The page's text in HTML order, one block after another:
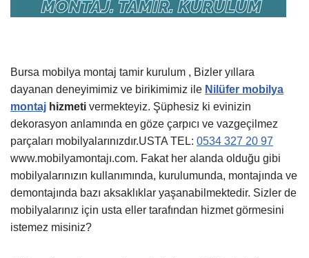
Bursa mobilya montaj tamir kurulum , Bizler yıllara
dayanan deneyimimiz ve birikimimiz ile Nilüfer mobilya
montaj hizmeti vermekteyiz. Şüphesiz ki evinizin
dekorasyon anlamında en göze çarpıcı ve vazgeçilmez
parçaları mobilyalarınızdır.USTA TEL: 0534 327 20 97
www.mobilyamontajı.com. Fakat her alanda olduğu gibi
mobilyalarınızın kullanımında, kurulumunda, montajında ve
demontajında bazı aksaklıklar yaşanabilmektedir. Sizler de
mobilyalarınız için usta eller tarafından hizmet görmesini
istemez misiniz?